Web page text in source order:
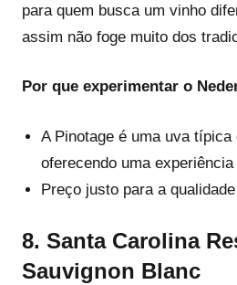
para quem busca um vinho
assim não foge muito dos
Por que experimentar o
A Pinotage é uma uva
oferecendo uma experiência
Preço justo para a
8. Santa Carolina
Sauvignon Blanc